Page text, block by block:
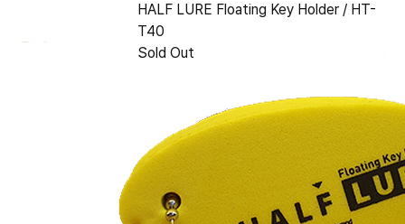
HALF LURE Floating Key Holder / HT-
T40
Sold Out